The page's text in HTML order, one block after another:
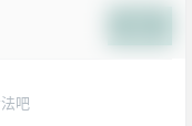
吧